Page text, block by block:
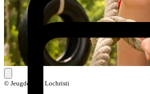
© Jeugddienst Lochristi